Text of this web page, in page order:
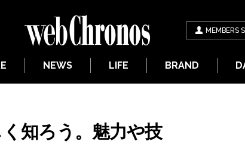
MEMBERS
NEWS LIFE BRAND
知ろう。魅力や技